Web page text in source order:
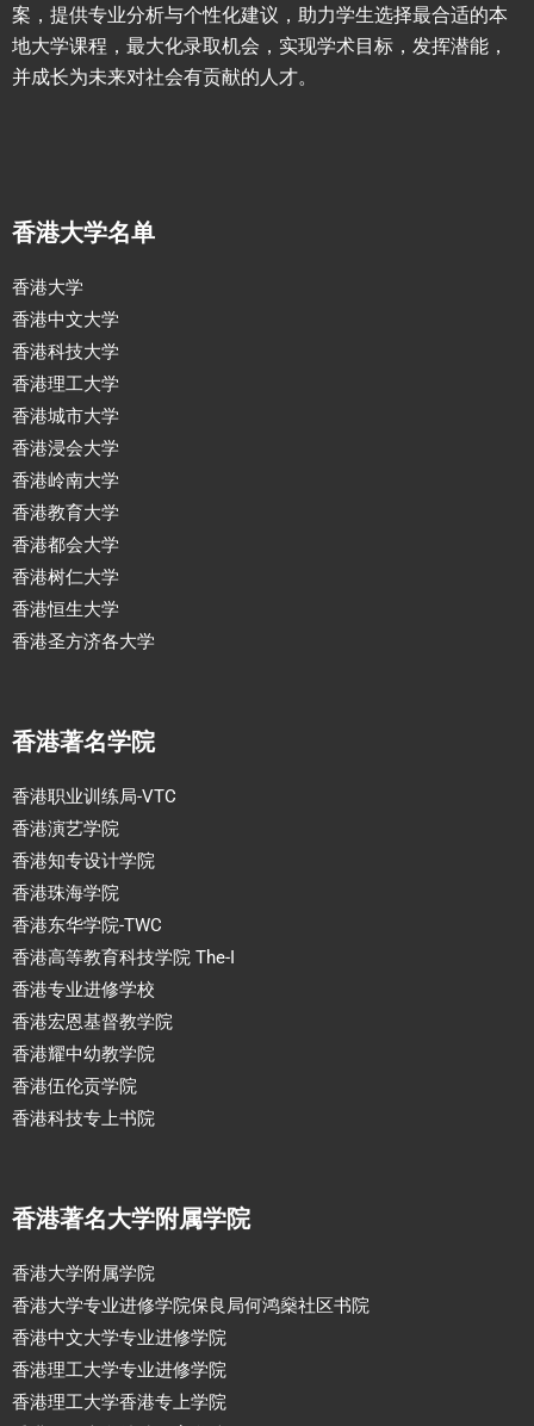
案，提供专业分析与个性化建议，助力学生选择最合适的本
地大学课程，最大化录取机会，实现学术目标，发挥潜能，
并成长为未来对社会有贡献的人才。
香港大学名单
香港大学
香港中文大学
香港科技大学
香港理工大学
香港城市大学
香港浸会大学
香港岭南大学
香港教育大学
香港都会大学
香港树仁大学
香港恒生大学
香港圣方济各大学
香港著名学院
香港职业训练局-VTC
香港演艺学院
香港知专设计学院
香港珠海学院
香港东华学院-TWC
香港高等教育科技学院 The-I
香港专业进修学校
香港宏恩基督教学院
香港耀中幼教学院
香港伍伦贡学院
香港科技专上书院
香港著名大学附属学院
香港大学附属学院
香港大学专业进修学院保良局何鸿燊社区书院
香港中文大学专业进修学院
香港理工大学专业进修学院
香港理工大学香港专上学院